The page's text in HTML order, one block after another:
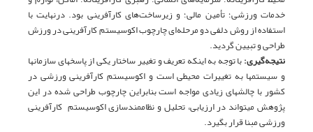
خدمات ورزشی؛ تأمین مالی؛ و زیرساخت‌های کارآفرینی بود. درنهایت با
استفاده از روش دلفی دو مرحله‌ای چارچوب اکوسیستم کارآفرینی در ورزش
طراحی و تبیین گردید.
نتیجه‌گیری:با توجه به اینکه تعریف و تغییر ساختار یکی از پاسخ­های سازمان­ها
و سیستم­ها به تغییرات محیطی است و اکوسیستم کارآفرینی ورزشی در
کشور با چالش­های زیادی مواجه است بنابراین چارچوب طراحی شده در این
پژوهش می­تواند در ارزیابی، تحلیل و نظام‎مندسازی اکوسیستم کارآفرینی
ورزشی مبنا قرار بگیرد.